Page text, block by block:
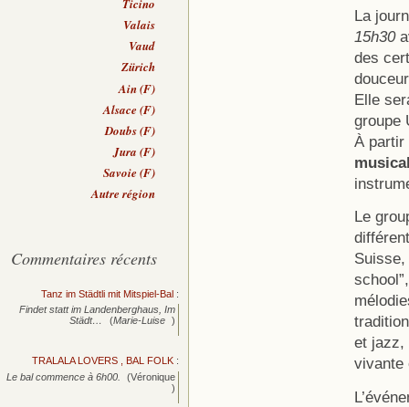
La
15h30
des
Elle
groupe
À partir
Le
et jazz,
vivante
Ticino
Valais
Vaud
Zürich
Ain (F)
Alsace (F)
Doubs (F)
Jura (F)
Savoie (F)
Autre région
Commentaires récents
Tanz im Städtli mit Mitspiel-Bal :
Findet statt im Landenberghaus, Im
Städt…
(Marie-Luise )
TRALALA LOVERS , BAL FOLK :
Le bal commence à 6h00.
(Véronique
)